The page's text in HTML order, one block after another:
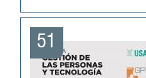
51